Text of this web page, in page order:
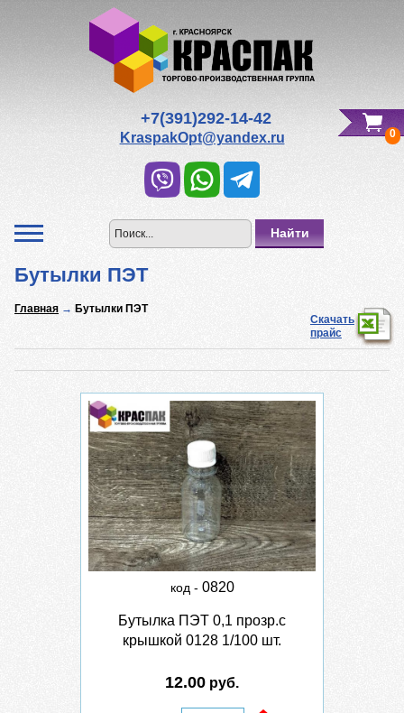
+7(391)292-14-42
KraspakOpt@yandex.ru
Редактировать Вашу корзину
Всего к оплате:0р.
0
Скачать
прайс
Бутылки ПЭТ
Главная → Бутылки ПЭТ
код - 0820
Бутылка ПЭТ 0,1 прозр.с
крышкой 0128 1/100 шт.
12.00 руб.